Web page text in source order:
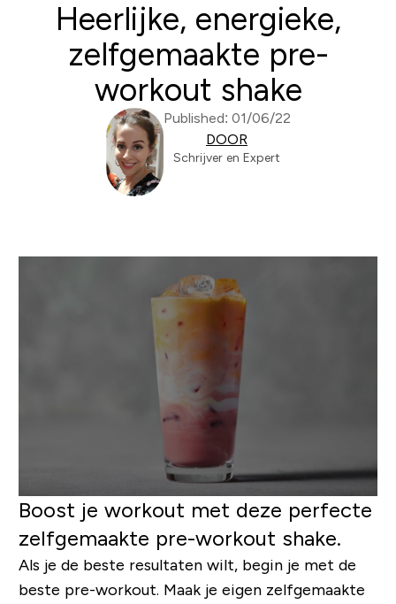
Heerlijke, energieke,
zelfgemaakte pre-
workout shake
Published: 01/06/22
DOOR
Schrijver en Expert
Boost je workout met deze perfecte
zelfgemaakte pre-workout shake.
Als je de beste resultaten wilt, begin je met de
beste pre-workout. Maak je eigen zelfgemaakte